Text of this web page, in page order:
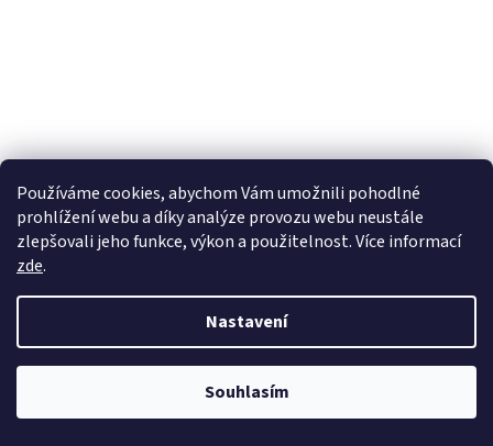
Používáme cookies, abychom Vám umožnili pohodlné
prohlížení webu a díky analýze provozu webu neustále
zlepšovali jeho funkce, výkon a použitelnost. Více informací
zde.
Nastavení
Souhlasím
KRYT NÁDRŽKY NA BRZDOVOU KAPALINU PŘEDNÍ PRO
HD PA
1 017 Kč
Kvalitní a spolehlivý kryt přední nádržky na brzdovou kapalinu pro